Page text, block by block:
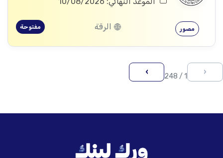
مصور الرقة مفتوحة
‹
1 / 248
›